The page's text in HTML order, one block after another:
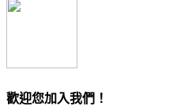
歡迎您加入我們！